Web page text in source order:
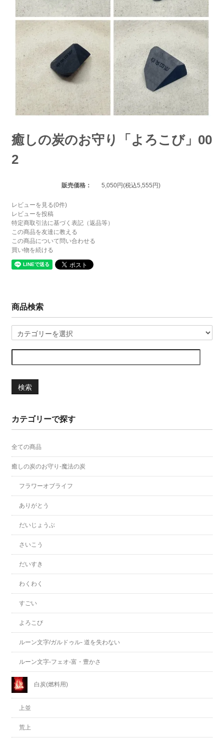
癒しの炭のお守り「よろこび」00
2
販売価格： 5,050円(税込5,555円)
レビューを見る(0件)
レビューを投稿
特定商取引法に基づく表記（返品等）
この商品を友達に教える
この商品について問い合わせる
買い物を続ける
商品検索
検索
カテゴリーで探す
全ての商品
癒しの炭のお守り-魔法の炭
フラワーオブライフ
ありがとう
だいじょうぶ
さいこう
だいすき
わくわく
すごい
よろこび
ルーン文字/ガルドゥル- 道を失わない
ルーン文字-フェオ-富・豊かさ
白炭(燃料用)
上並
荒上